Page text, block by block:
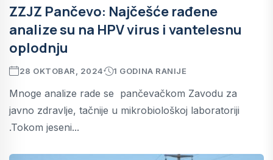
ZZJZ Pančevo: Najčešće rađene
analize su na HPV virus i vantelesnu
oplodnju
28 OKTOBAR, 2024 1 GODINA RANIJE
Mnoge analize rade se pančevačkom Zavodu za
javno zdravlje, tačnije u mikrobiološkoj laboratoriji
.Tokom jeseni...